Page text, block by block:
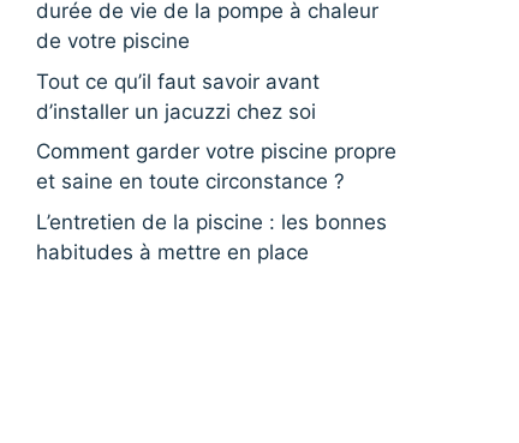
durée de vie de la pompe à chaleur
de votre piscine
Tout ce qu’il faut savoir avant
d’installer un jacuzzi chez soi
Comment garder votre piscine propre
et saine en toute circonstance ?
L’entretien de la piscine : les bonnes
habitudes à mettre en place